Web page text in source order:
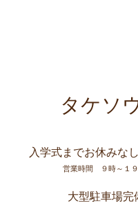
タケソ
入学式までお休みな
営業時間 ９時～１
大型駐車場完